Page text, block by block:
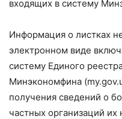
входящих в систему
Информация о листках
электронном виде
систему Единого
Минэкономфина
получения сведений о
частных организаций